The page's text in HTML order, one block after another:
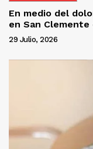
En medio del
en San
29 Julio, 2026